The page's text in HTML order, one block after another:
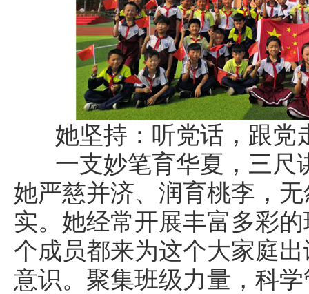
她坚持：听党话，跟党
一支妙笔育华夏，三尺
她严慈并济、润育桃李，
实。她经常开展丰富多彩
个成员都来为这个大家庭
意识。聚集班级力量，科